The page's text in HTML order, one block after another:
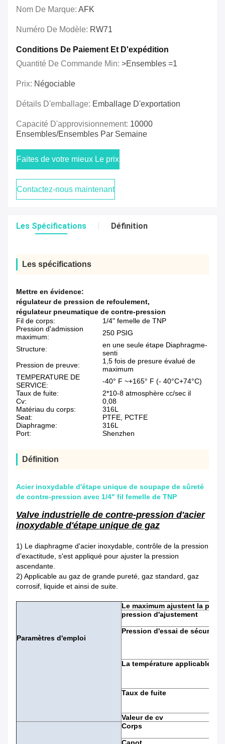
Nom De Marque: AFK
Numéro De Modèle: RW71
Conditions De Paiement Et D'expédition
Quantité De Commande Min: >Ensembles =1
Prix: Négociable
Détails D'emballage: Emballage D'exportation
Capacité D'approvisionnement: 10000
Ensembles/ensembles Par Semaine
Faites de votre mieux Le prix
Contactez-nous maintenant
Les Spécifications Définition
Les spécifications
Mettre en évidence:
régulateur de pression de refoulement,
régulateur pneumatique de contre-pression
Fil de corps:
1/4" femelle de TNP
Pression d'admission
maximum:
250 PSIG
Structure:
en une seule étape Diaphragme-
senti
Pression de preuve:
1,5 fois de presure évalué de
maximum
TEMPERATURE DE
SERVICE:
-40° F ~+165° F (- 40°C+74°C)
Taux de fuite:
2*10-8 atmosphère cc/sec il
Cv:
0,08
Matériau du corps:
316L
Seat:
PTFE, PCTFE
Diaphragme:
316L
Port:
Shenzhen
Définition
Acier inoxydable d'étape unique de soupape de sûreté
de contre-pression avec 1/4" fil femelle de TNP
Valve industrielle de contre-pression d'acier
inoxydable d'étape unique de gaz
1) Le diaphragme d'acier inoxydable, contrôle de la pression
d'exactitude, s'est appliqué pour ajuster la pression
ascendante.
2) Applicable au gaz de grande pureté, gaz standard, gaz
corrosif, liquide et ainsi de suite.
Paramètres d'emploi
Le maximum ajustent la
pression d'ajustement
Pression d'essai de sécurité
La température applicable
Taux de fuite
Valeur de cv
Corps